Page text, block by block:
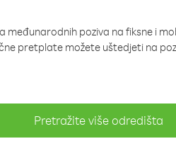
poziva na fiksne i
pretplate možete uštedjeti na
Pretražite više odredišta